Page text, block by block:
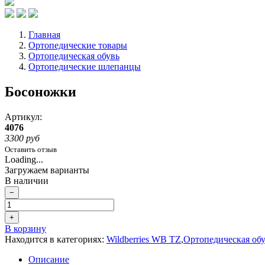
Главная
Ортопедические товары
Ортопедическая обувь
Ортопедические шлепанцы
Босоножки
Артикул:
4076
3300 руб
Оставить отзыв
Loading...
Загружаем варианты
В наличии
−
+
В корзину
Находится в категориях: Wildberries WB TZ,Ортопедическая
Описание